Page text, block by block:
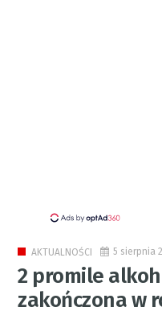
AKTUALNOŚCI 5 sierpnia
2 promile
zakończona w